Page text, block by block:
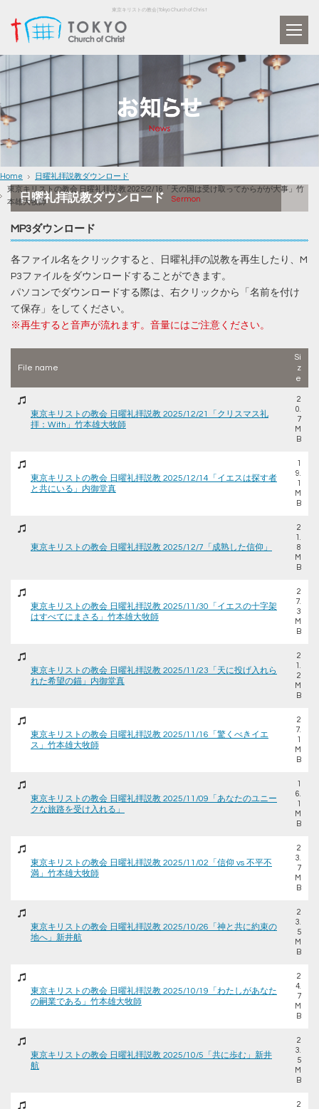
東京キリストの教会 | Tokyo Church of Christ
Home
日曜礼拝説教ダウンロード
東京キリストの教会 日曜礼拝説教 2025/2/16「天の国は受け取ってからがが大事」竹
本雄大牧師
日曜礼拝説教ダウンロード Sermon
MP3ダウンロード
各ファイル名をクリックすると、日曜礼拝の説教を再生したり、M
P3ファイルをダウンロードすることができます。
パソコンでダウンロードする際は、右クリックから「名前を付け
て保存」をしてください。
※再生すると音声が流れます。音量にはご注意ください。
File name
Si
z
e
東京キリストの教会 日曜礼拝説教 2025/12/21「クリスマス礼
拝：With」竹本雄大牧師
2
0.
7
M
B
東京キリストの教会 日曜礼拝説教 2025/12/14「イエスは探す者
と共にいる」内御堂真
1
9.
1
M
B
東京キリストの教会 日曜礼拝説教 2025/12/7「成熟した信仰」
2
1.
8
M
B
東京キリストの教会 日曜礼拝説教 2025/11/30「イエスの十字架
はすべてにまさる」竹本雄大牧師
2
7.
3
M
B
東京キリストの教会 日曜礼拝説教 2025/11/23「天に投げ入れら
れた希望の錨」内御堂真
2
1.
2
M
B
東京キリストの教会 日曜礼拝説教 2025/11/16「驚くべきイエ
ス」竹本雄大牧師
2
7.
1
M
B
東京キリストの教会 日曜礼拝説教 2025/11/09「あなたのユニー
クな旅路を受け入れる」
1
6.
1
M
B
東京キリストの教会 日曜礼拝説教 2025/11/02「信仰 vs 不平不
満」竹本雄大牧師
2
3.
7
M
B
東京キリストの教会 日曜礼拝説教 2025/10/26「神と共に約束の
地へ」新井航
2
3.
5
M
B
東京キリストの教会 日曜礼拝説教 2025/10/19「わたしがあなた
の嗣業である」竹本雄大牧師
2
4.
7
M
B
東京キリストの教会 日曜礼拝説教 2025/10/5「共に歩む」新井
航
2
3.
5
M
B
2